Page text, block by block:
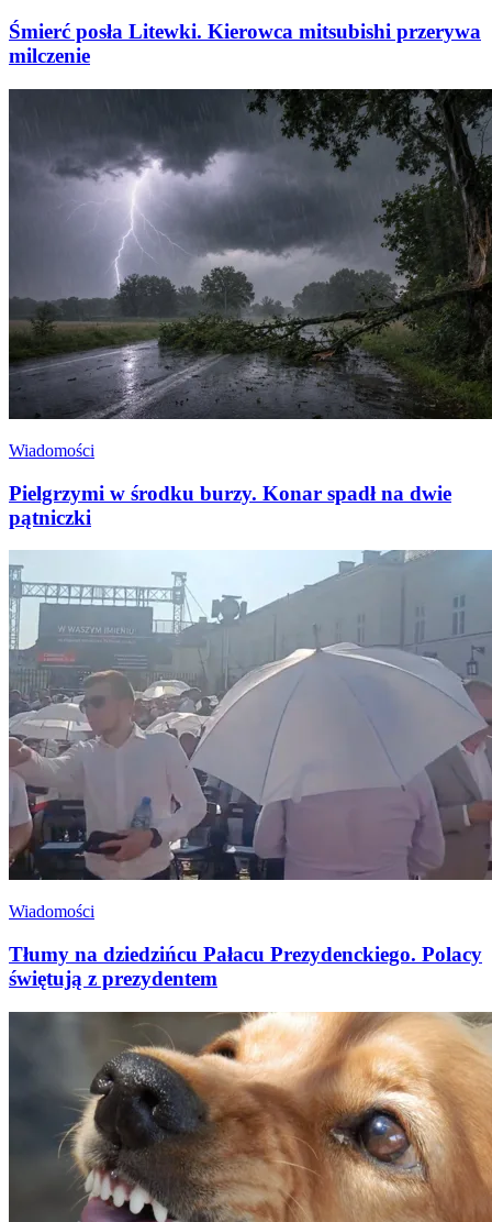
Śmierć posła Litewki. Kierowca mitsubishi przerywa
milczenie
Wiadomości
Pielgrzymi w środku burzy. Konar spadł na dwie
pątniczki
Wiadomości
Tłumy na dziedzińcu Pałacu Prezydenckiego. Polacy
świętują z prezydentem